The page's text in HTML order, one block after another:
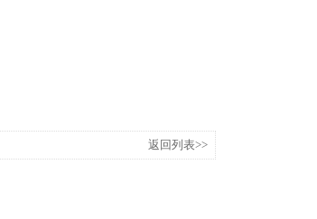
返回列表>>